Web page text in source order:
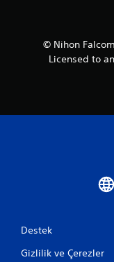
© Nihon
Licensed to
Destek
Gizlilik ve Çerezler